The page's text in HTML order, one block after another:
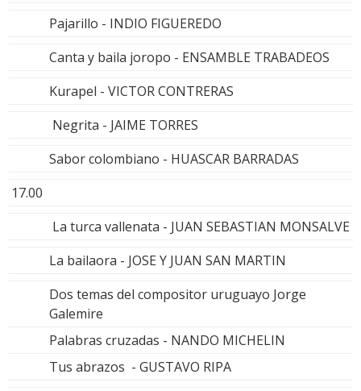
Pajarillo - INDIO FIGUEREDO
Canta y baila joropo - ENSAMBLE TRABADEOS
Kurapel - VICTOR CONTRERAS
Negrita - JAIME TORRES
Sabor colombiano - HUASCAR BARRADAS
17.00
La turca vallenata - JUAN SEBASTIAN MONSALVE
La bailaora - JOSE Y JUAN SAN MARTIN
Dos temas del compositor uruguayo Jorge
Galemire
Palabras cruzadas - NANDO MICHELIN
Tus abrazos - GUSTAVO RIPA